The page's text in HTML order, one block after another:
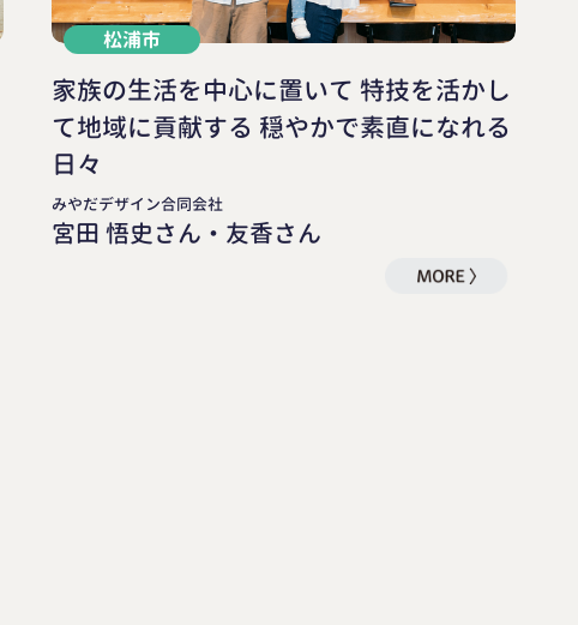
松浦市
家族の生活を中心に置いて 特技を活かし
て地域に貢献する 穏やかで素直になれる
日々
みやだデザイン合同会社
宮田 悟史さん・友香さん